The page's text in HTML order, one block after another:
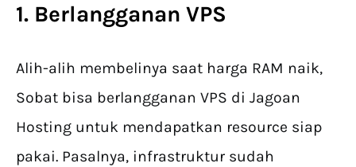
1. Berlangganan VPS
Alih-alih membelinya saat harga RAM naik,
Sobat bisa berlangganan VPS di Jagoan
Hosting untuk mendapatkan resource siap
pakai. Pasalnya, infrastruktur sudah